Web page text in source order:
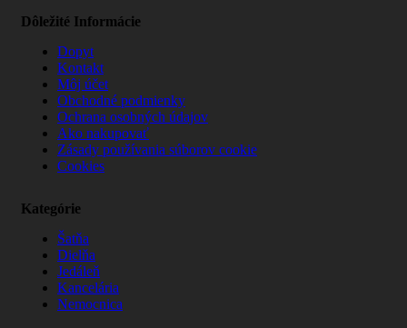
Dôležité Informácie
Dopyt
Kontakt
Môj účet
Obchodné podmienky
Ochrana osobných údajov
Ako nakupovať
Zásady používania súborov cookie
Cookies
Kategórie
Šatňa
Dielňa
Jedáleň
Kancelária
Nemocnica